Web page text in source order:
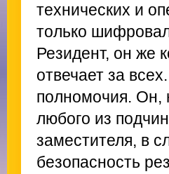
технических и
только
Резидент, он же
отвечает за
полномочия. Он,
любого из
заместителя, в
безопасность